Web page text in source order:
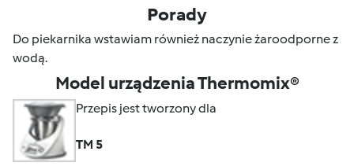
Porady
Do piekarnika wstawiam również naczynie żaroodporne z
wodą.
Model urządzenia Thermomix®
Przepis jest tworzony dla
TM 5